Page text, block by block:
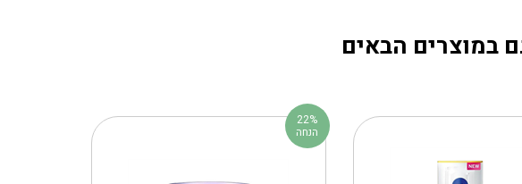
במוצרים הבאים
22%
הנחה